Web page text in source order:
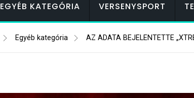
EGYÉB KATEGÓRIA VERSENYSPORT
Egyéb kategória AZ ADATA BEJELENTETTE